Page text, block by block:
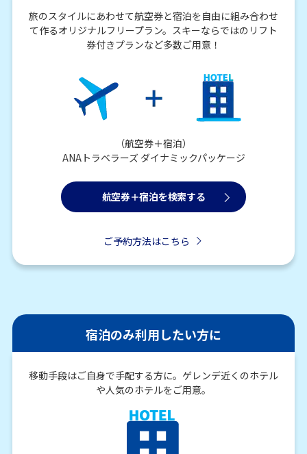
旅のスタイルにあわせて航空券と宿泊を自由に組み合わせ
て作るオリジナルフリープラン。スキーならではのリフト
券付きプランなど多数ご用意！
（航空券＋宿泊）
ANAトラベラーズ ダイナミックパッケージ
航空券＋宿泊を検索する
ご予約方法はこちら
宿泊のみ利用したい方に
移動手段はご自身で手配する方に。ゲレンデ近くのホテル
や人気のホテルをご用意。